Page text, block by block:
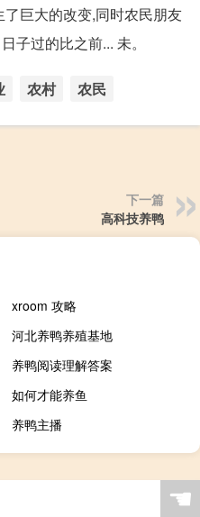
巨大的改变,同时农民朋友
子过的比之前... 未。
农村 农民
下一篇
高科技养鸭
xroom 攻略
河北养鸭养殖基地
养鸭阅读理解答案
如何才能养鱼
养鸭主播
☚